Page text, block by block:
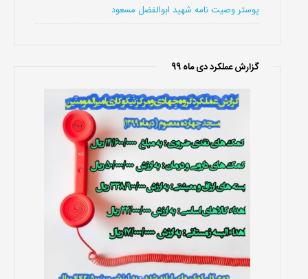
پوستر وصیت نامه شهید ابوالفضل مسعود
گزارش عملکرد دی ماه 99